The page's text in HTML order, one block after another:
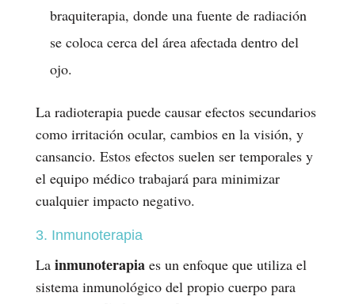
braquiterapia, donde una fuente de radiación
se coloca cerca del área afectada dentro del
ojo.
La radioterapia puede causar efectos secundarios
como irritación ocular, cambios en la visión, y
cansancio. Estos efectos suelen ser temporales y
el equipo médico trabajará para minimizar
cualquier impacto negativo.
3. Inmunoterapia
La inmunoterapiaes un enfoque que utiliza el
sistema inmunológico del propio cuerpo para